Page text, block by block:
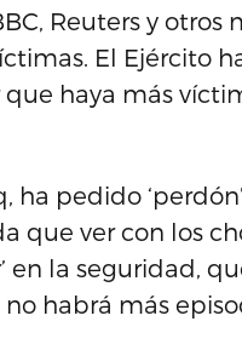
Reuters y otros
El Ejército
haya más
pedido
que ver con los
en la seguridad,
habrá más